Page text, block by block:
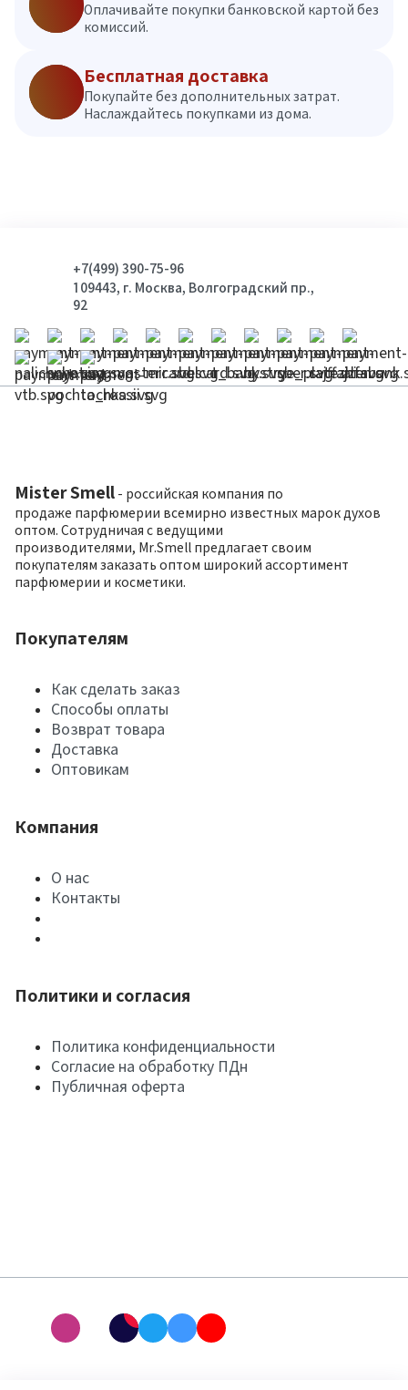
Оплачивайте покупки банковской картой без
комиссий.
Бесплатная доставка
Покупайте без дополнительных затрат.
Наслаждайтесь покупками из дома.
+7(499) 390-75-96
109443, г. Москва, Волгоградский пр.,
92
Mister Smell - российская компания по
продаже парфюмерии всемирно известных марок духов
оптом. Сотрудничая с ведущими
производителями, Mr.Smell предлагает своим
покупателям заказать оптом широкий ассортимент
парфюмерии и косметики.
Покупателям
Как сделать заказ
Способы оплаты
Возврат товара
Доставка
Оптовикам
Компания
О нас
Контакты
Политики и согласия
Политика конфиденциальности
Согласие на обработку ПДн
Публичная оферта